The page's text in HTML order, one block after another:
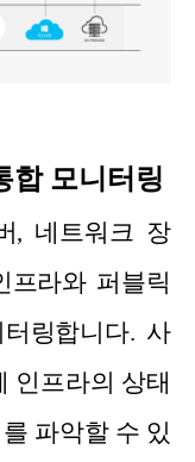
합 모니터링
, 네트워크 장
프라와 퍼블릭
링합니다. 사
인프라의 상태
파악할 수 있